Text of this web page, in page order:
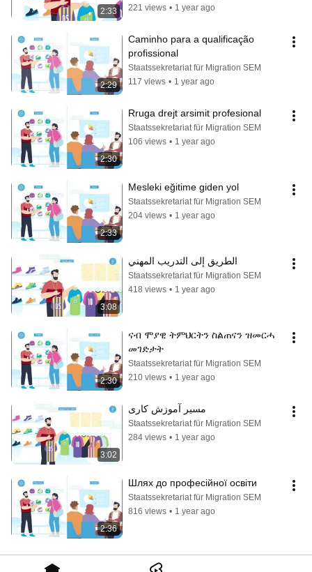
2:33
221 views • 1 year ago
2:29
Caminho para a qualificação
profissional
Staatssekretariat für Migration SEM
117 views • 1 year ago
2:30
Rruga drejt arsimit profesional
Staatssekretariat für Migration SEM
106 views • 1 year ago
2:33
Mesleki eğitime giden yol
Staatssekretariat für Migration SEM
204 views • 1 year ago
3:08
الطريق إلى التدريب المهني
Staatssekretariat für Migration SEM
418 views • 1 year ago
2:30
ናብ ሞያዊ ትምህርትን ስልጠናን ዝመርሓ
መገድታት
Staatssekretariat für Migration SEM
210 views • 1 year ago
3:02
مسیر آموزش کاری
Staatssekretariat für Migration SEM
284 views • 1 year ago
2:36
Шлях до професійної освіти
Staatssekretariat für Migration SEM
816 views • 1 year ago